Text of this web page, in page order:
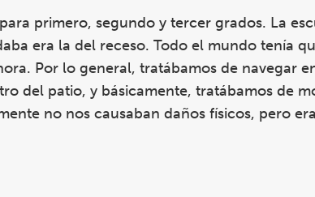
primero, segundo y tercer grados. La
era la del receso. Todo el mundo tenía
Por lo general, tratábamos de navegar
del patio, y básicamente, tratábamos de
no nos causaban daños físicos, pero